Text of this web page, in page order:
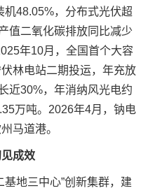
机48.05%，分布式光伏超
值二氧化碳排放同比减少
年10月，全国首个大容
林电站二期投运，年充放
近30%，年消纳风光电约
万吨。2026年4月，钠电
马道港。
成效
地三中心”创新集群，建